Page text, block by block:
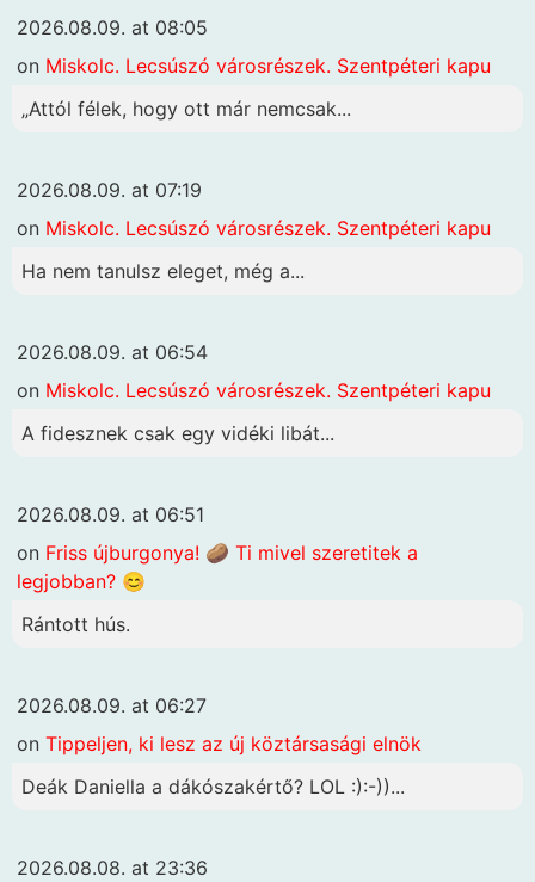
2026.08.09. at 08:05
on Miskolc. Lecsúszó városrészek. Szentpéteri kapu
„Attól félek, hogy ott már nemcsak...
2026.08.09. at 07:19
on Miskolc. Lecsúszó városrészek. Szentpéteri kapu
Ha nem tanulsz eleget, még a...
2026.08.09. at 06:54
on Miskolc. Lecsúszó városrészek. Szentpéteri kapu
A fidesznek csak egy vidéki libát...
2026.08.09. at 06:51
on Friss újburgonya! 🥔 Ti mivel szeretitek a
legjobban? 😊
Rántott hús.
2026.08.09. at 06:27
on Tippeljen, ki lesz az új köztársasági elnök
Deák Daniella a dákószakértő? LOL :):-))...
2026.08.08. at 23:36